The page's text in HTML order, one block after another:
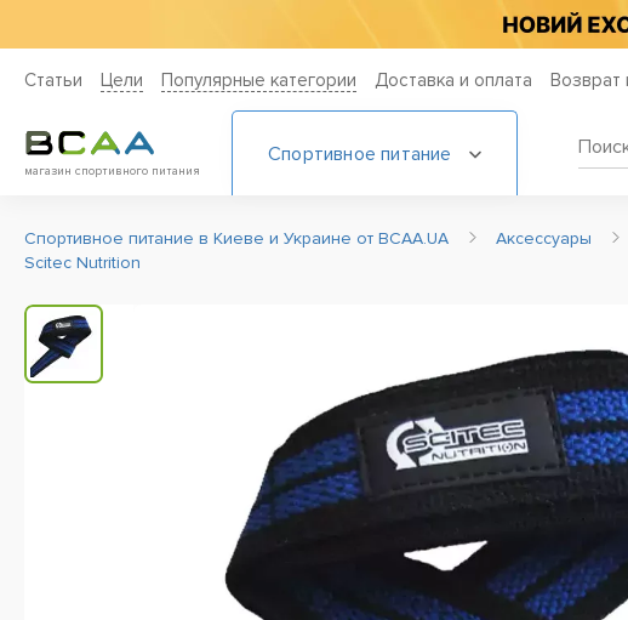
Статьи Цели Популярные категории Доставка и оплата Возврат
магазин спортивного питания
Спортивное питание
Спортивное питание в Киеве и Украине от BCAA.UA Аксессуары
Scitec Nutrition